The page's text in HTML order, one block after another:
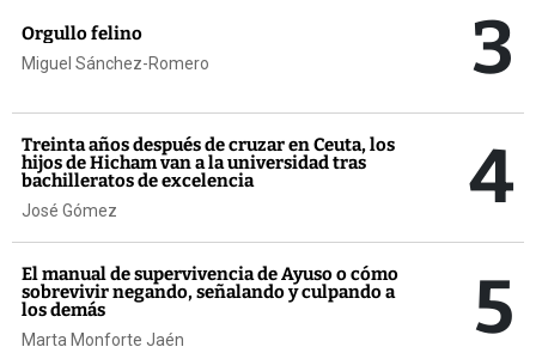
Orgullo felino
Miguel Sánchez-Romero 3
Treinta años después de cruzar en Ceuta, los
hijos de Hicham van a la universidad tras
bachilleratos de excelencia
José Gómez 4
El manual de supervivencia de Ayuso o cómo
sobrevivir negando, señalando y culpando a
los demás
Marta Monforte Jaén 5